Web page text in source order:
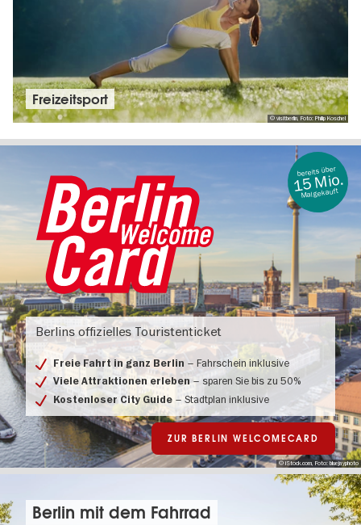
© visitberlin, Foto: Philip Koschel
Freizeitsport
© iStock.com, Foto: bluejayphoto
Berlin
Welcome
CardBerlins offizielles Touristenticket
Freie Fahrt in ganz Berlin – Fahrschein inklusive
Viele Attraktionen erleben– sparen Sie bis zu 50%
Kostenloser City Guide – Stadtplan inklusive
bereits über
15 Mio.
Mal gekauft
ZUR BERLIN WELCOMECARD
Berlin mit dem Fahrrad